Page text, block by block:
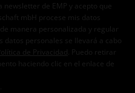
newsletter de EMP y acepto que
mbH procese mis datos
manera personalizada y regular
personales se llevará a cabo
Política de Privacidad . Puedo retirar
haciendo clic en el enlace de